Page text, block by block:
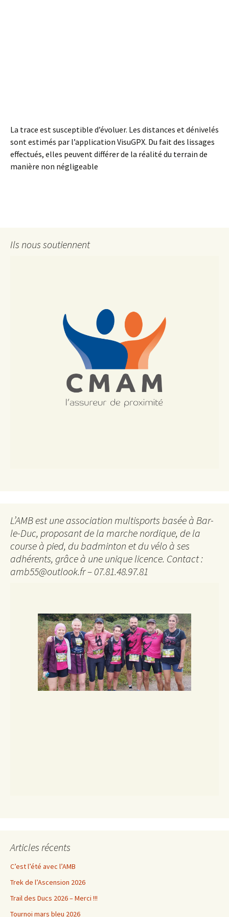
La trace est susceptible d’évoluer. Les distances et dénivelés
sont estimés par l’application VisuGPX. Du fait des lissages
effectués, elles peuvent différer de la réalité du terrain de
manière non négligeable
Ils nous soutiennent
L’AMB est une association multisports basée à Bar-
le-Duc, proposant de la marche nordique, de la
course à pied, du badminton et du vélo à ses
adhérents, grâce à une unique licence. Contact :
amb55@outlook.fr – 07.81.48.97.81
Articles récents
C’est l’été avec l’AMB
Trek de l’Ascension 2026
Trail des Ducs 2026 – Merci !!!
Tournoi mars bleu 2026